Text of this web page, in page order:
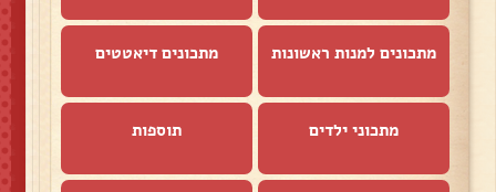
מתכונים למנות ראשונות מתכונים דיאטטים
מתכוני ילדים תוספות